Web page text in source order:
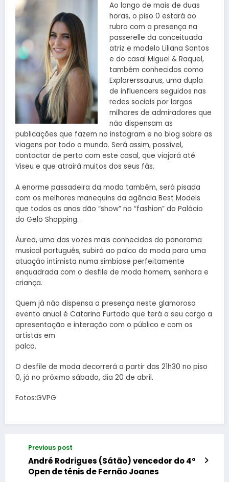
Ao longo de mais de duas
horas, o piso 0 estará ao
rubro com a presença na
passerelle da conceituada
atriz e modelo Liliana Santos
e do casal Miguel & Raquel,
também conhecidos como
Explorerssaurus, uma dupla
de influencers seguidos nas
redes sociais por largos
milhares de admiradores que
não dispensam as
publicações que fazem no instagram e no blog sobre as
viagens por todo o mundo. Será assim, possível,
contactar de perto com este casal, que viajará até
Viseu e que atrairá muitos dos seus fãs.
A enorme passadeira da moda também, será pisada
com os melhores manequins da agência Best Models
que todos os anos dão “show” no “fashion” do Palácio
do Gelo Shopping.
Áurea, uma das vozes mais conhecidas do panorama
musical português, subirá ao palco da moda para uma
atuação intimista numa simbiose perfeitamente
enquadrada com o desfile de moda homem, senhora e
criança.
Quem já não dispensa a presença neste glamoroso
evento anual é Catarina Furtado que terá a seu cargo a
apresentação e interação com o público e com os
artistas em
palco.
O desfile de moda decorrerá a partir das 21h30 no piso
0, já no próximo sábado, dia 20 de abril.
Fotos:GVPG
Previous post
André Rodrigues (Sátão) vencedor do 4º
Open de ténis de Fernão Joanes